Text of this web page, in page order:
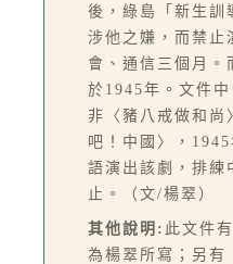
後，綠島「新生訓
涉他之嫌，而禁止
會、通信三個月。
於1945年。文件
非〈豬八戒做和尚
吧！中國〉，
語演出該劇，排練
止。（文/楊翠）
其他說明: 此文件
為楊翠所寫；另有